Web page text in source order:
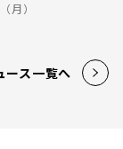
月）
ース一覧へ